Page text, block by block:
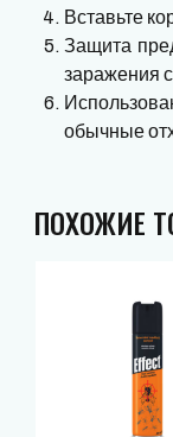
Вставьте
Защита
заражения
обычные
ПОХОЖИЕ